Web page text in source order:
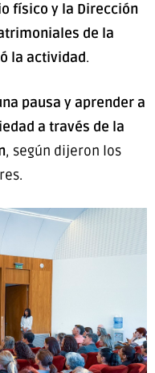
físico y la Dirección
de la
la actividad.
pausa y aprender a
a través de la
, según dijeron los